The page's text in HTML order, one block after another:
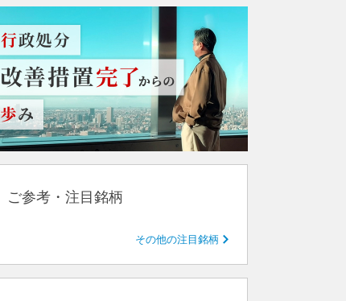
ご参考・注目銘柄
その他の注目銘柄